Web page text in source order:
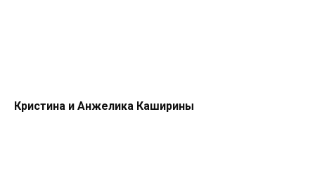
Кристина и Анжелика Каширины